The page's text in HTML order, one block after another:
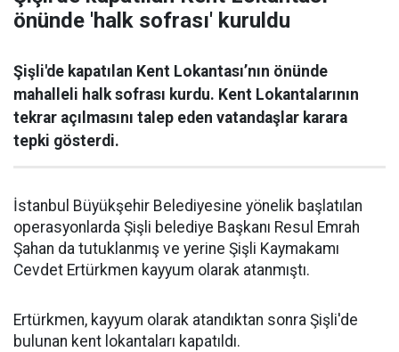
önünde 'halk sofrası' kuruldu
Şişli'de kapatılan Kent Lokantası’nın önünde
mahalleli halk sofrası kurdu. Kent Lokantalarının
tekrar açılmasını talep eden vatandaşlar karara
tepki gösterdi.
İstanbul Büyükşehir Belediyesine yönelik başlatılan
operasyonlarda Şişli belediye Başkanı Resul Emrah
Şahan da tutuklanmış ve yerine Şişli Kaymakamı
Cevdet Ertürkmen kayyum olarak atanmıştı.
Ertürkmen, kayyum olarak atandıktan sonra Şişli'de
bulunan kent lokantaları kapatıldı.